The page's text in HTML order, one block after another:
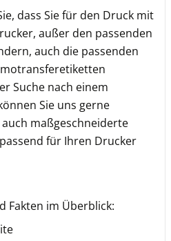
dass Sie für den Druck mit
außer den passenden
auch die passenden
Suche nach einem
Sie uns gerne
maßgeschneiderte
für Ihren Drucker
Fakten im Überblick: